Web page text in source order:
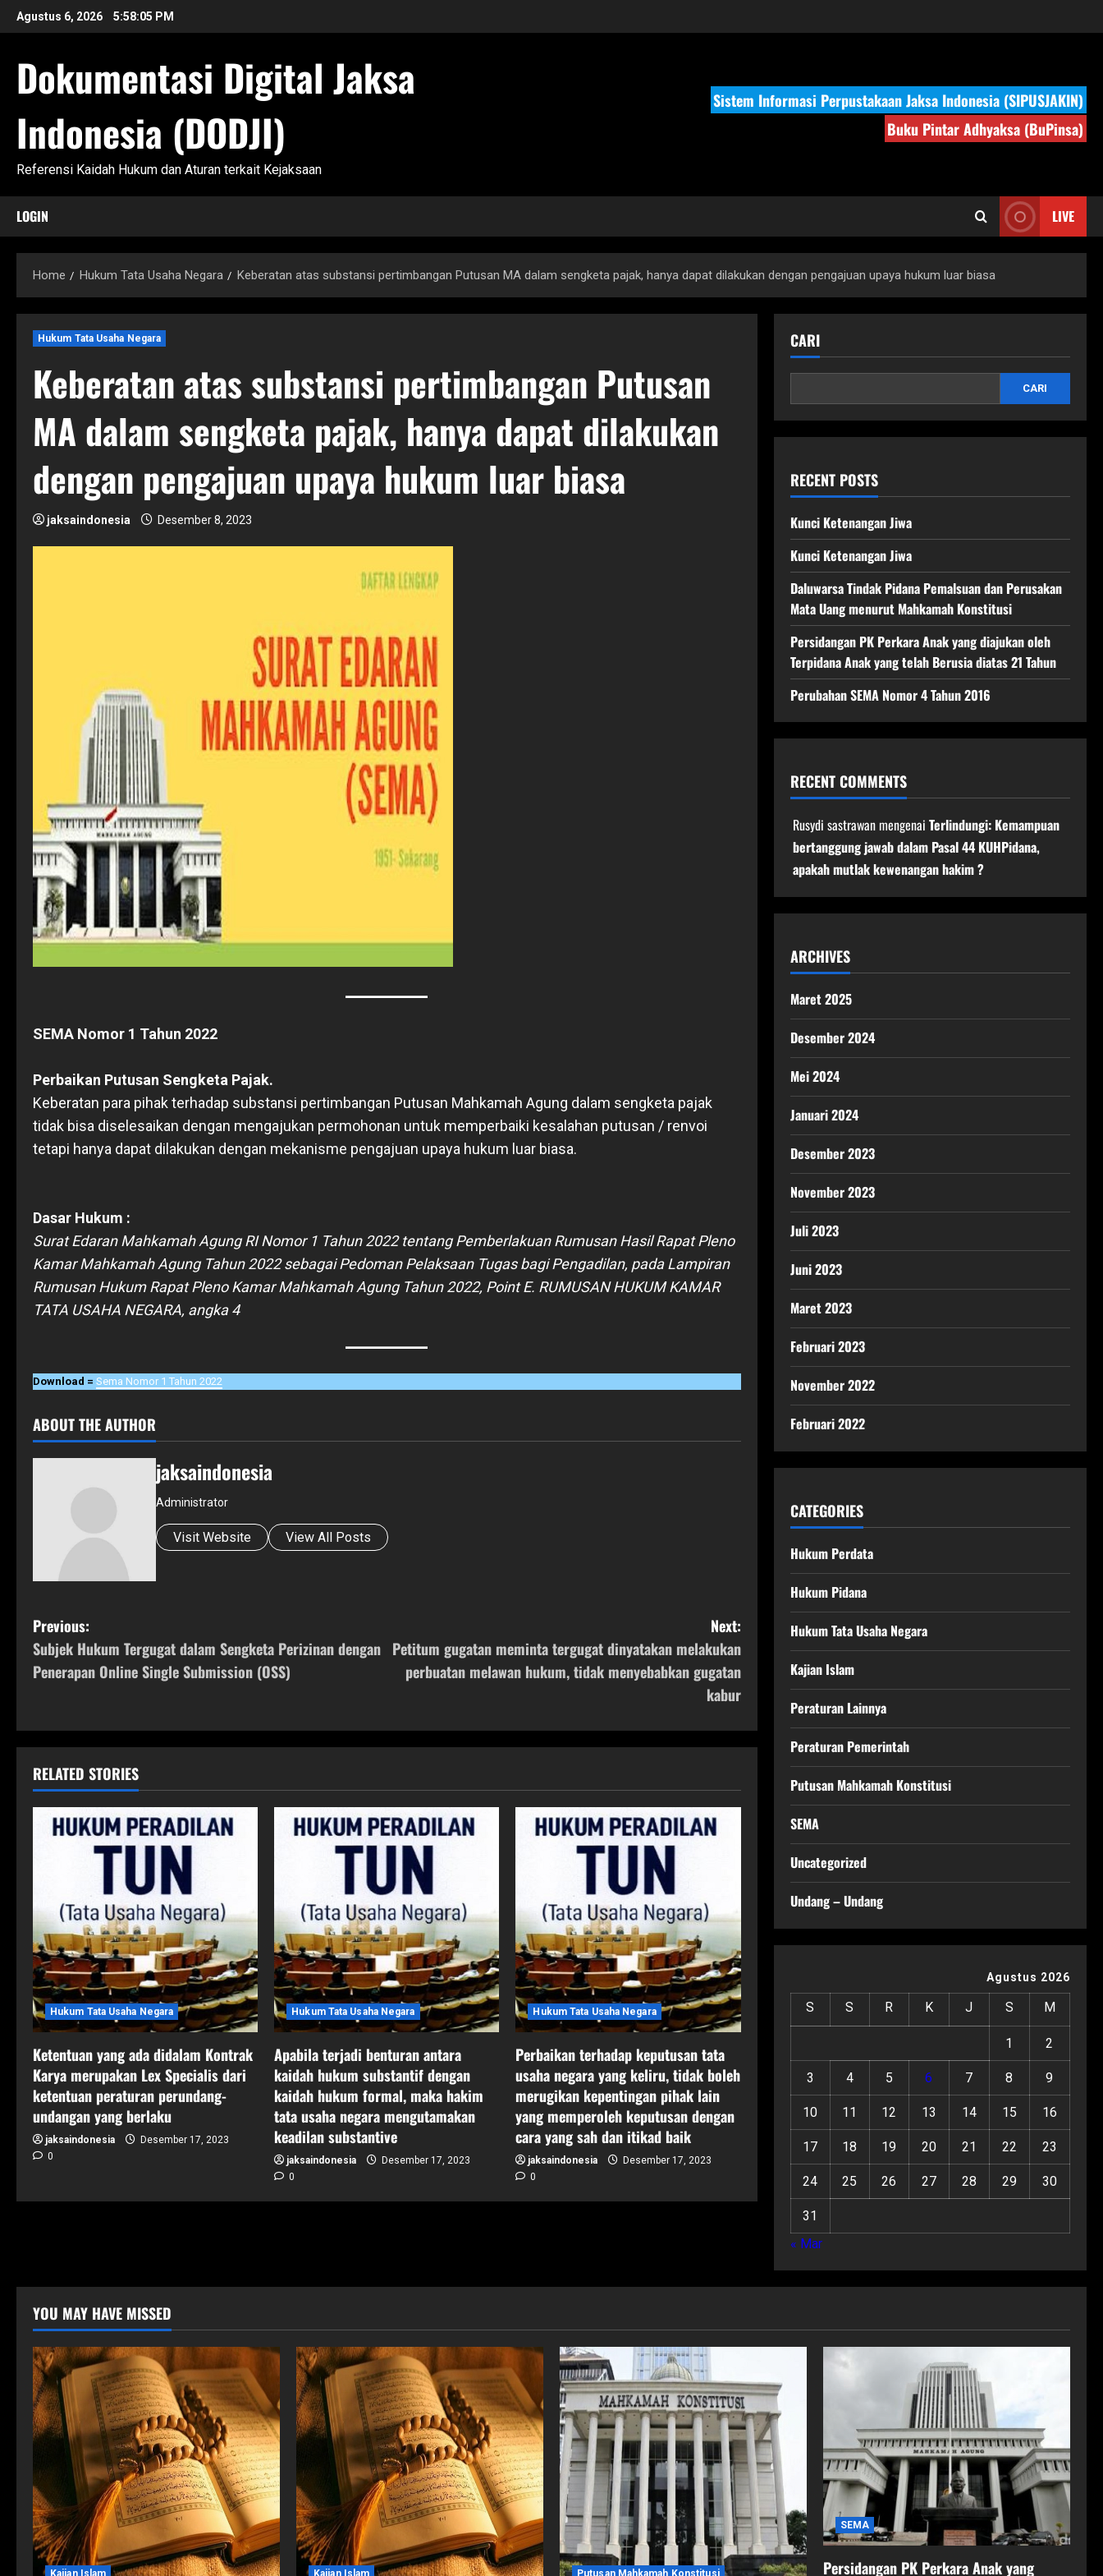
Skip
to
Agustus 6, 2026 5:58:06 PM
Dokumentasi Digital Jaksa
Indonesia (DODJI)
Referensi Kaidah Hukum dan Aturan terkait Kejaksaan
Sistem Informasi Perpustakaan Jaksa Indonesia (SIPUSJAKIN)
Buku Pintar Adhyaksa (BuPinsa)
LOGIN LIVE
Home Hukum Tata Usaha Negara Keberatan atas substansi pertimbangan Putusan MA dalam sengketa pajak, hanya dapat dilakukan dengan pengajuan upaya hukum luar biasa
Hukum Tata Usaha Negara
Keberatan atas substansi pertimbangan Putusan
MA dalam sengketa pajak, hanya dapat dilakukan
dengan pengajuan upaya hukum luar biasa
jaksaindonesia Desember 8, 2023
SEMA Nomor 1 Tahun 2022
Perbaikan Putusan Sengketa Pajak.
Keberatan para pihak terhadap substansi pertimbangan Putusan Mahkamah Agung dalam sengketa pajak
tidak bisa diselesaikan dengan mengajukan permohonan untuk memperbaiki kesalahan putusan / renvoi
tetapi hanya dapat dilakukan dengan mekanisme pengajuan upaya hukum luar biasa.
Dasar Hukum :
Surat Edaran Mahkamah Agung RI Nomor 1 Tahun 2022 tentang Pemberlakuan Rumusan Hasil Rapat Pleno
Kamar Mahkamah Agung Tahun 2022 sebagai Pedoman Pelaksaan Tugas bagi Pengadilan, pada Lampiran
Rumusan Hukum Rapat Pleno Kamar Mahkamah Agung Tahun 2022, Point E. RUMUSAN HUKUM KAMAR
TATA USAHA NEGARA, angka 4
Download = Sema Nomor 1 Tahun 2022
ABOUT THE AUTHOR
jaksaindonesia
Administrator
Visit Website View All Posts
P
o
t
n
a
g
a
t
i
o
n
Previous:
Subjek Hukum Tergugat dalam Sengketa Perizinan dengan
Penerapan Online Single Submission (OSS)
Next:
Petitum gugatan meminta tergugat dinyatakan melakukan
perbuatan melawan hukum, tidak menyebabkan gugatan
kabur
RELATED STORIES
Hukum Tata Usaha Negara
Ketentuan yang ada didalam Kontrak
Karya merupakan Lex Specialis dari
ketentuan peraturan perundang-
undangan yang berlaku
jaksaindonesia
Desember 17, 2023
0
Hukum Tata Usaha Negara
Apabila terjadi benturan antara
kaidah hukum substantif dengan
kaidah hukum formal, maka hakim
tata usaha negara mengutamakan
keadilan substantive
jaksaindonesia
Desember 17, 2023
0
Hukum Tata Usaha Negara
Perbaikan terhadap keputusan tata
usaha negara yang keliru, tidak boleh
merugikan kepentingan pihak lain
yang memperoleh keputusan dengan
cara yang sah dan itikad baik
jaksaindonesia
Desember 17, 2023
0
CARI
CARI
RECENT POSTS
Kunci Ketenangan Jiwa
Kunci Ketenangan Jiwa
Daluwarsa Tindak Pidana Pemalsuan dan Perusakan
Mata Uang menurut Mahkamah Konstitusi
Persidangan PK Perkara Anak yang diajukan oleh
Terpidana Anak yang telah Berusia diatas 21 Tahun
Perubahan SEMA Nomor 4 Tahun 2016
RECENT COMMENTS
Rusydi sastrawanmengenai Terlindungi: Kemampuan
bertanggung jawab dalam Pasal 44 KUHPidana,
apakah mutlak kewenangan hakim ?
ARCHIVES
Maret 2025
Desember 2024
Mei 2024
Januari 2024
Desember 2023
November 2023
Juli 2023
Juni 2023
Maret 2023
Februari 2023
November 2022
Februari 2022
CATEGORIES
Hukum Perdata
Hukum Pidana
Hukum Tata Usaha Negara
Kajian Islam
Peraturan Lainnya
Peraturan Pemerintah
Putusan Mahkamah Konstitusi
SEMA
Uncategorized
Undang – Undang
Agustus 2026
S S R K J S M
1 2
3 4 5 6 7 8 9
10 11 12 13 14 15 16
17 18 19 20 21 22 23
24 25 26 27 28 29 30
31
« Mar
YOU MAY HAVE MISSED
Kajian Islam Kajian Islam Putusan Mahkamah Konstitusi
SEMA
Persidangan PK Perkara Anak yang